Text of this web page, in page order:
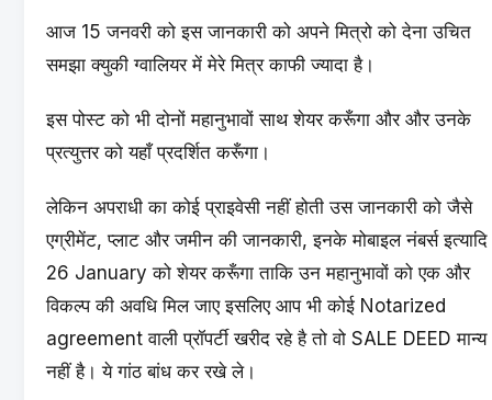
आज 15 जनवरी को इस जानकारी को अपने मित्रो को देना उचित
समझा क्युकी ग्वालियर में मेरे मित्र काफी ज्यादा है।
इस पोस्ट को भी दोनों महानुभावों साथ शेयर करूँगा और और उनके
प्रत्युत्तर को यहाँ प्रदर्शित करूँगा।
लेकिन अपराधी का कोई प्राइवेसी नहीं होती उस जानकारी को जैसे
एग्रीमेंट, प्लाट और जमीन की जानकारी, इनके मोबाइल नंबर्स इत्यादि
26 January को शेयर करूँगा ताकि उन महानुभावों को एक और
विकल्प की अवधि मिल जाए इसलिए आप भी कोई Notarized
agreement वाली प्रॉपर्टी खरीद रहे है तो वो SALE DEED मान्य
नहीं है। ये गांठ बांध कर रखे ले।